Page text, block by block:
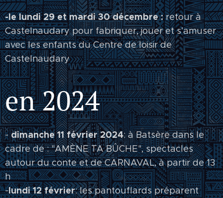
-le lundi 29 et mardi 30 décembre :retour à
Castelnaudary pour fabriquer, jouer et s’amuser
avec les enfants du Centre de loisir de
Castelnaudary
en 2024
-dimanche 11 février 2024: à Batsère dans le
cadre de : "AMÈNE TA BÛCHE", spectacles
autour du conte et de CARNAVAL, à partir de 13
h
-lundi 12 février: les pantouflards préparent